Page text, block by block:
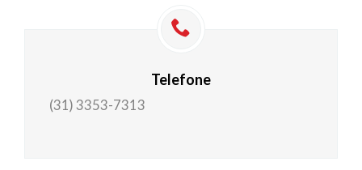
Telefone
(31) 3353-7313